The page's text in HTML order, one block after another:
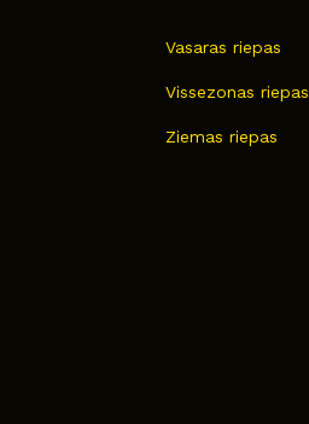
Vasaras riepas
Vissezonas riepas
Ziemas riepas